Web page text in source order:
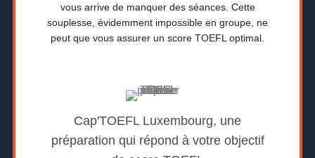
vous arrive de manquer des séances. Cette
souplesse, évidemment impossible en groupe, ne
peut que vous assurer un score TOEFL optimal.
Cap'TOEFL Luxembourg, une
préparation qui répond à votre objectif